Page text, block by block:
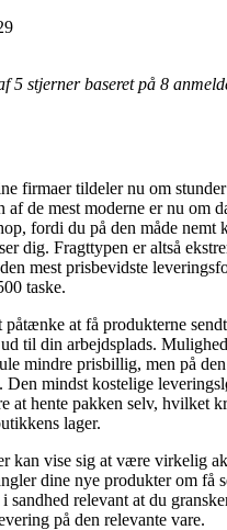
5 stjerner baseret på 8
firmaer tildeler nu om
af de mest moderne er nu om
fordi du på den måde nemt
dig. Fragttypen er altså
mest prisbevidste
taske.
at få produkterne
til din arbejdsplads.
mindre prisbillig, men på den
Den mindst kostelige
at hente pakken selv, hvilket
lager.
kan vise sig at være virkelig
dine nye produkter om få
sandhed relevant at du
på den relevante vare.